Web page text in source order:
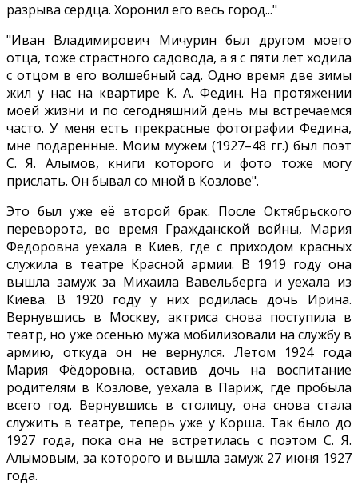
разрыва сердца. Хоронил его весь город..."
"Иван Владимирович Мичурин был другом моего
отца, тоже страстного садовода, а я с пяти лет ходила
с отцом в его волшебный сад. Одно время две зимы
жил у нас на квартире К. А. Федин. На протяжении
моей жизни и по сегодняшний день мы встречаемся
часто. У меня есть прекрасные фотографии Федина,
мне подаренные. Моим мужем (1927–48 гг.) был поэт
С. Я. Алымов, книги которого и фото тоже могу
прислать. Он бывал со мной в Козлове".
Это был уже её второй брак. После Октябрьского
переворота, во время Гражданской войны, Мария
Фёдоровна уехала в Киев, где с приходом красных
служила в театре Красной армии. В 1919 году она
вышла замуж за Михаила Вавельберга и уехала из
Киева. В 1920 году у них родилась дочь Ирина.
Вернувшись в Москву, актриса снова поступила в
театр, но уже осенью мужа мобилизовали на службу в
армию, откуда он не вернулся. Летом 1924 года
Мария Фёдоровна, оставив дочь на воспитание
родителям в Козлове, уехала в Париж, где пробыла
всего год. Вернувшись в столицу, она снова стала
служить в театре, теперь уже у Корша. Так было до
1927 года, пока она не встретилась с поэтом С. Я.
Алымовым, за которого и вышла замуж 27 июня 1927
года.